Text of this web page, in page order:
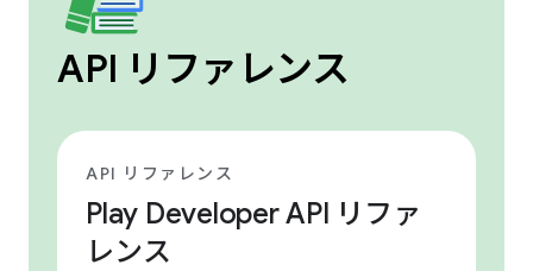
API リファレンス
API リファレンス
Play Developer API リファ
レンス